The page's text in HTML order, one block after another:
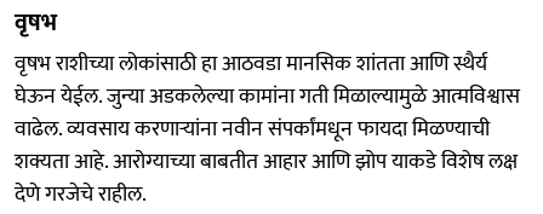
वृषभ
वृषभ राशीच्या लोकांसाठी हा आठवडा मानसिक शांतता आणि स्थैर्य
घेऊन येईल. जुन्या अडकलेल्या कामांना गती मिळाल्यामुळे आत्मविश्वास
वाढेल. व्यवसाय करणाऱ्यांना नवीन संपर्कांमधून फायदा मिळण्याची
शक्यता आहे. आरोग्याच्या बाबतीत आहार आणि झोप याकडे विशेष लक्ष
देणे गरजेचे राहील.